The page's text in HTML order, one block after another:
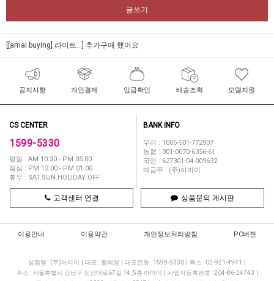
글쓰기
[[amai buying] 라이트...] 추가구매 했어요
공지사항 개인결제 입금확인 배송조회 모델지원
CS CENTER
1599-5330
평일 : AM 10:30 - PM 05:00
점심 : PM 12:00 - PM 01:00
휴무 : SAT.SUN.HOLIDAY OFF
BANK INFO
우리 : 1005-501-772907
농협 : 301-0070-6356-61
국민 : 627301-04-009632
예금주 : (주)아마이
고객센터 연결 상품문의 게시판
이용안내 이용약관 개인정보처리방침 PC버젼
상점명 : (주)아마이 대표 : 황혜영 대표전화 : 1599-5330 팩스 : 02-921-4941
주소 : 서울특별시 강남구 도산대로67길 14, 5층 아마이
사업자등록번호 : 204-86-24743